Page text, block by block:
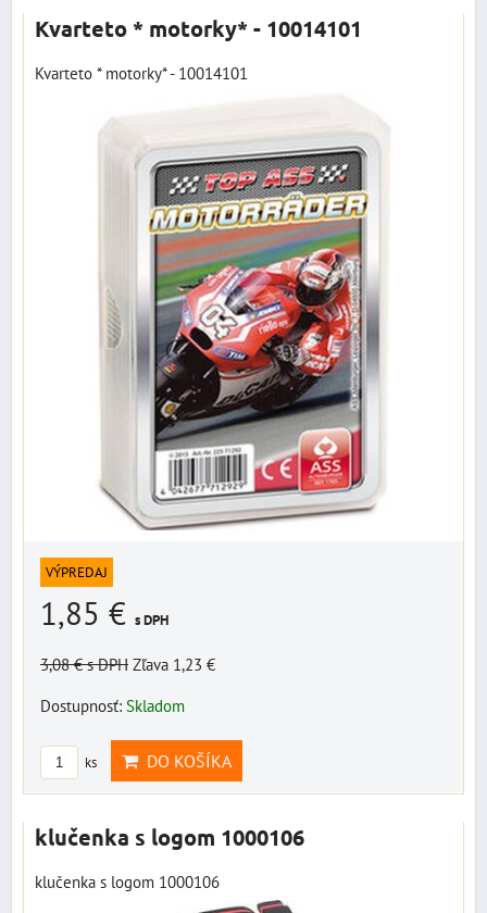
Kvarteto * motorky* - 10014101
Kvarteto * motorky* - 10014101
VÝPREDAJ
1,85 € s DPH
3,08 €s DPH Zľava 1,23 €
Dostupnosť: Skladom
ks DO KOŠÍKA
klučenka s logom 1000106
klučenka s logom 1000106